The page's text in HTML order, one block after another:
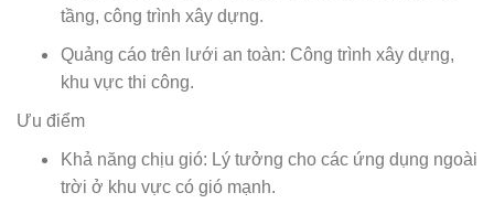
tầng, công trình xây dựng.
Quảng cáo trên lưới an toàn: Công trình xây dựng,
khu vực thi công.
Ưu điểm
Khả năng chịu gió: Lý tưởng cho các ứng dụng ngoài
trời ở khu vực có gió mạnh.